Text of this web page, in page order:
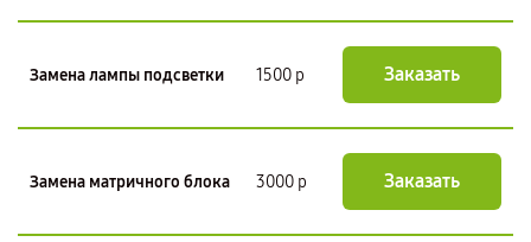
Замена лампы подсветки 1500 р Заказать
Замена матричного блока 3000 р Заказать